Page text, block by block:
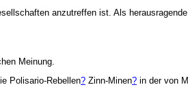
anzutreffen ist. Als
Meinung.
Polisario-Rebellen? Zinn-Minen? in der von